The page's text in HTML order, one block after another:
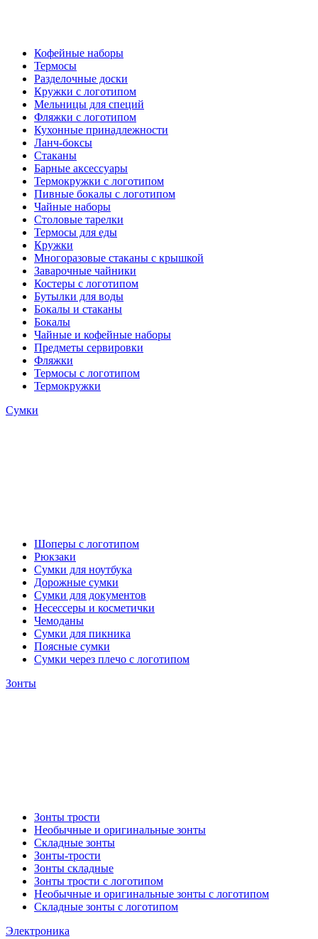
Кофейные наборы
Термосы
Разделочные доски
Кружки с логотипом
Мельницы для специй
Фляжки с логотипом
Кухонные принадлежности
Ланч-боксы
Стаканы
Барные аксессуары
Термокружки с логотипом
Пивные бокалы с логотипом
Чайные наборы
Столовые тарелки
Термосы для еды
Кружки
Многоразовые стаканы с крышкой
Заварочные чайники
Костеры с логотипом
Бутылки для воды
Бокалы и стаканы
Бокалы
Чайные и кофейные наборы
Предметы сервировки
Фляжки
Термосы с логотипом
Термокружки
Сумки
Шоперы с логотипом
Рюкзаки
Сумки для ноутбука
Дорожные сумки
Сумки для документов
Несессеры и косметички
Чемоданы
Сумки для пикника
Поясные сумки
Сумки через плечо с логотипом
Зонты
Зонты трости
Необычные и оригинальные зонты
Складные зонты
Зонты-трости
Зонты складные
Зонты трости с логотипом
Необычные и оригинальные зонты с логотипом
Складные зонты с логотипом
Электроника